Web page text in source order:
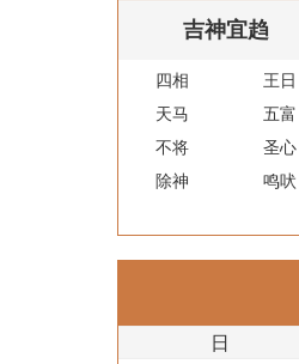
吉神宜趋
四相
王日
天马
五富
不将
圣心
除神
鸣吠
日